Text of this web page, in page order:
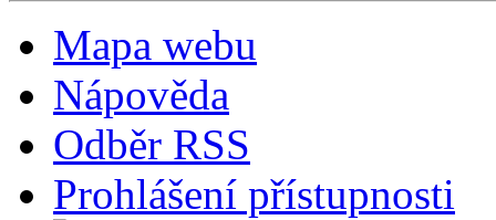
Mapa webu
Nápověda
Odběr RSS
Prohlášení přístupnosti